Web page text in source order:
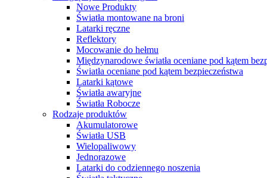
Nowe Produkty
Światła montowane na broni
Latarki ręczne
Reflektory
Mocowanie do hełmu
Międzynarodowe światła oceniane pod kątem
Światła oceniane pod kątem bezpieczeństwa
Latarki kątowe
Światła awaryjne
Światła Robocze
Rodzaje produktów
Akumulatorowe
Światła USB
Wielopaliwowy
Jednorazowe
Latarki do codziennego noszenia